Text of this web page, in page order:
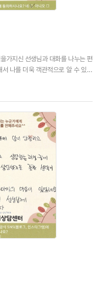
가지신 선생님과 대화를 나누는 편
나를 더욱 객관적으로 알 수 있었